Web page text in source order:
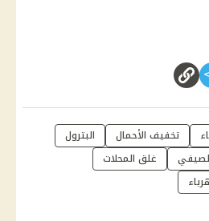
تخفيف الأحمال
البترول
غلق المحلات